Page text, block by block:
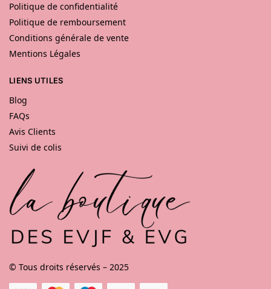
Politique de confidentialité
Politique de remboursement
Conditions générale de vente
Mentions Légales
LIENS UTILES
Blog
FAQs
Avis Clients
Suivi de colis
© Tous droits réservés – 2025